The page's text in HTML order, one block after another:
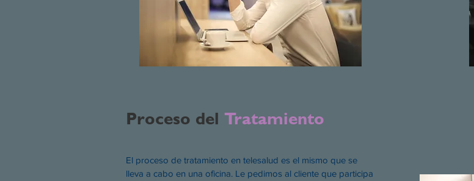
Proceso del Tratamiento
El proceso de tratamiento en telesalud es el mismo que se
lleva a cabo en una oficina. Le pedimos al cliente que participa